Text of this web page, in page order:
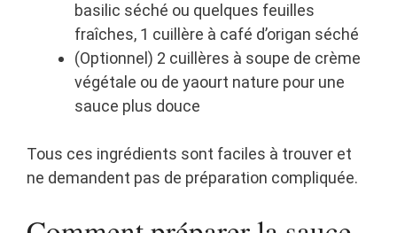
basilic séché ou quelques feuilles
fraîches, 1 cuillère à café d’origan séché
(Optionnel) 2 cuillères à soupe de crème
végétale ou de yaourt nature pour une
sauce plus douce
Tous ces ingrédients sont faciles à trouver et
ne demandent pas de préparation compliquée.